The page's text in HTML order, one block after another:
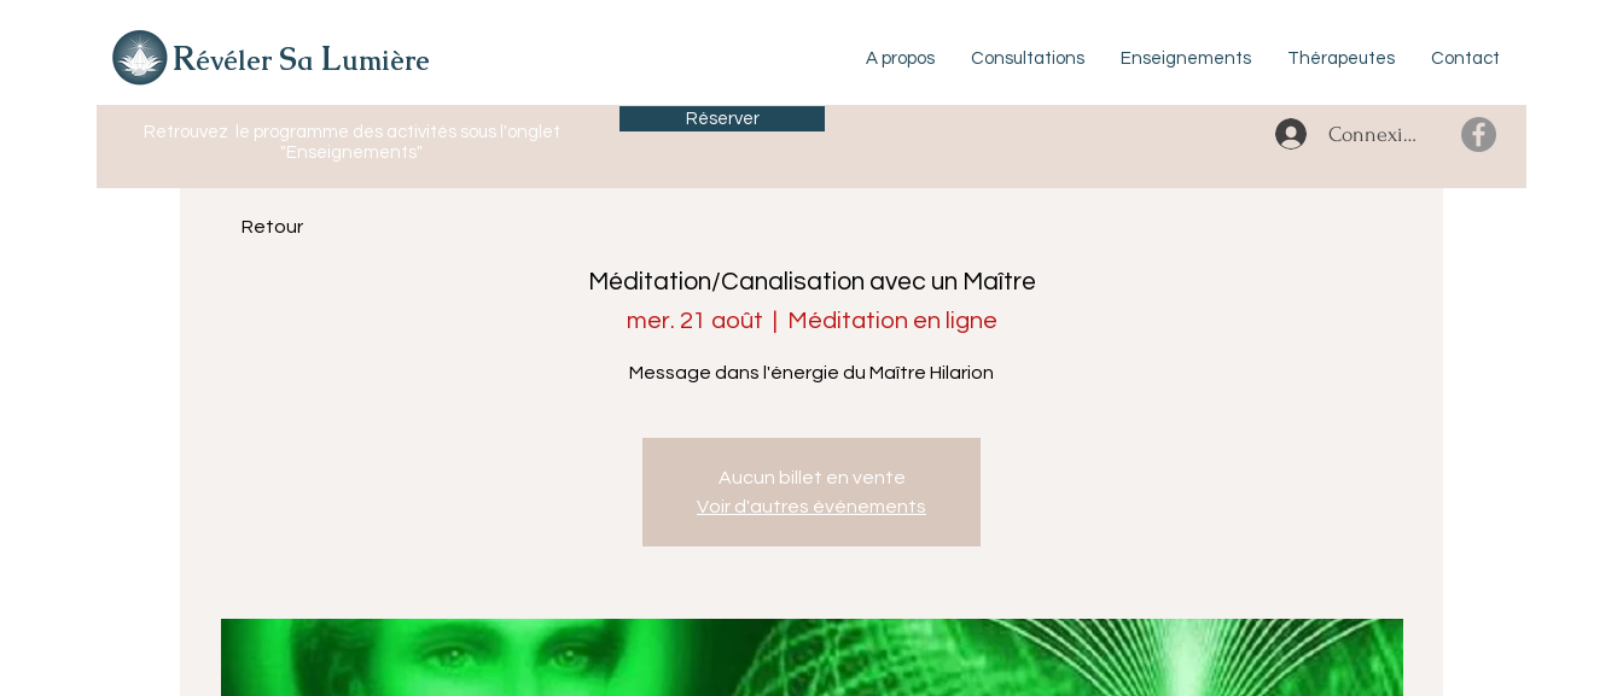
Révéler Sa Lumière A propos Consultations Enseignements Thérapeutes Contact
Retrouvez
le programme des activités sous l'onglet
"Enseignements"
Réserver
Connexion
Méditation/Canalisation avec un Maître
mer. 21 août Méditation en ligne
Message dans l'énergie du Maître Hilarion
Aucun billet en vente
Voir d'autres événements
Retour